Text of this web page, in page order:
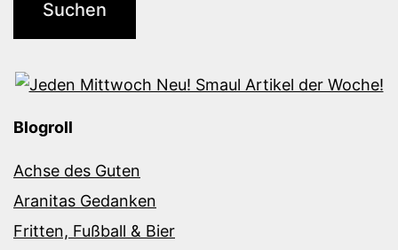
Blogroll
Achse des Guten
Aranitas Gedanken
Fritten, Fußball & Bier